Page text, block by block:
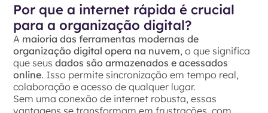
Por que a internet rápida é crucial
para a organização digital?
A maioria das ferramentas modernas de
organização digital opera na nuvem, o que significa
que seusdados são armazenados e acessados
online. Isso permite sincronização em tempo real,
colaboração e acesso de qualquer lugar.
Sem uma conexão de internet robusta, essas
vantagens se transformam em frustrações, com